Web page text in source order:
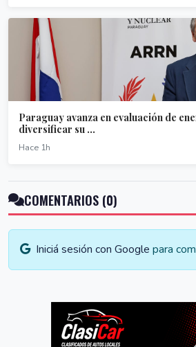
Paraguay avanza en evaluación de
diversificar su ...
Hace 1h
COMENTARIOS (0)
Iniciá sesión con Google para